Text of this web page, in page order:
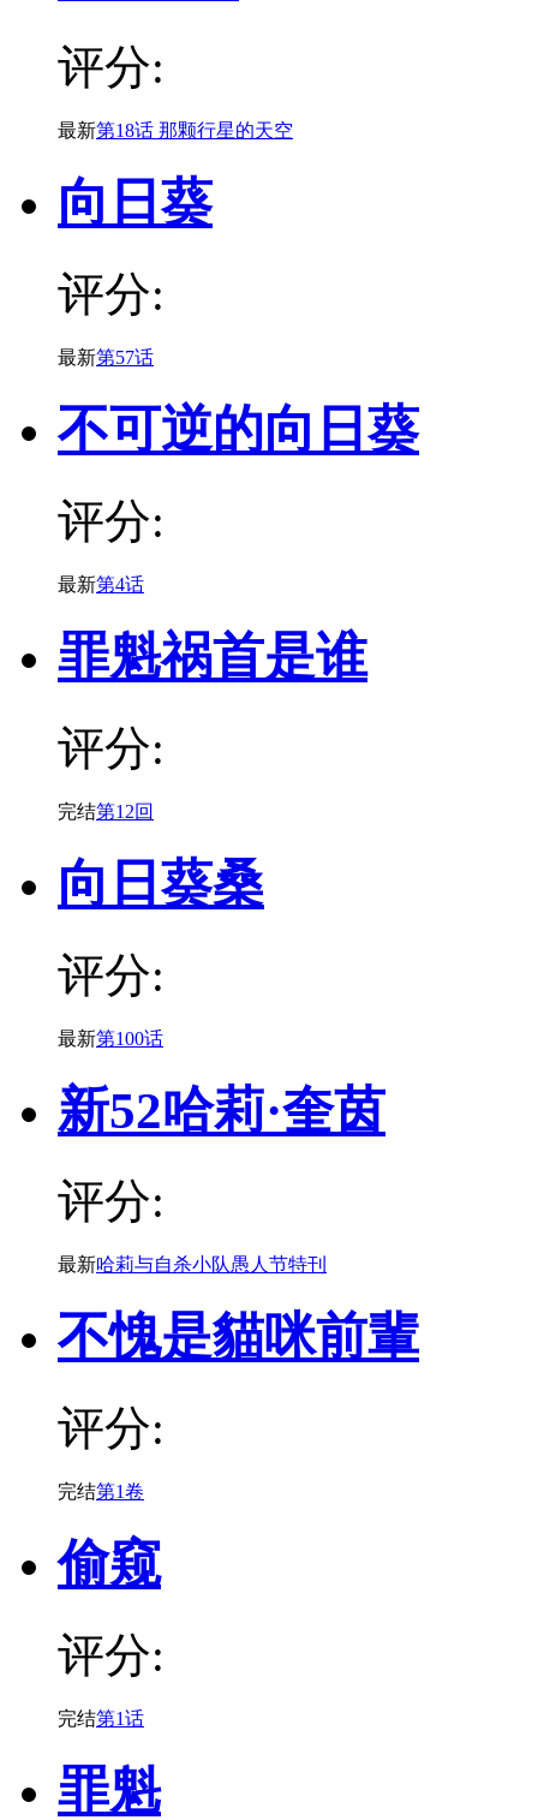
评分:
最新第18话 那颗行星的天空
向日葵
评分:
最新第57话
不可逆的向日葵
评分:
最新第4话
罪魁祸首是谁
评分:
完结第12回
向日葵桑
评分:
最新第100话
新52哈莉·奎茵
评分:
最新哈莉与自杀小队愚人节特刊
不愧是貓咪前輩
评分:
完结第1卷
偷窥
评分:
完结第1话
罪魁